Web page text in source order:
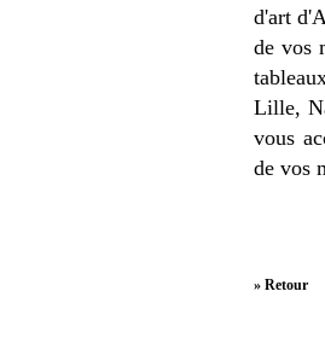
d'art
de vos
Lille,
vous
de vos
» Retour